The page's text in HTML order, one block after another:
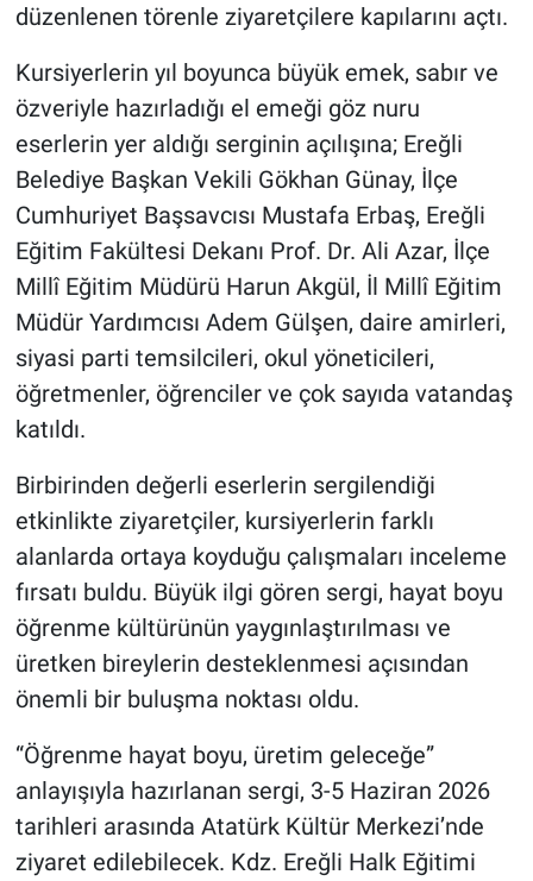
düzenlenen törenle ziyaretçilere kapılarını açtı.
Kursiyerlerin yıl boyunca büyük emek, sabır ve
özveriyle hazırladığı el emeği göz nuru
eserlerin yer aldığı serginin açılışına; Ereğli
Belediye Başkan Vekili Gökhan Günay, İlçe
Cumhuriyet Başsavcısı Mustafa Erbaş, Ereğli
Eğitim Fakültesi Dekanı Prof. Dr. Ali Azar, İlçe
Millî Eğitim Müdürü Harun Akgül, İl Millî Eğitim
Müdür Yardımcısı Adem Gülşen, daire amirleri,
siyasi parti temsilcileri, okul yöneticileri,
öğretmenler, öğrenciler ve çok sayıda vatandaş
katıldı.
Birbirinden değerli eserlerin sergilendiği
etkinlikte ziyaretçiler, kursiyerlerin farklı
alanlarda ortaya koyduğu çalışmaları inceleme
fırsatı buldu. Büyük ilgi gören sergi, hayat boyu
öğrenme kültürünün yaygınlaştırılması ve
üretken bireylerin desteklenmesi açısından
önemli bir buluşma noktası oldu.
“Öğrenme hayat boyu, üretim geleceğe”
anlayışıyla hazırlanan sergi, 3-5 Haziran 2026
tarihleri arasında Atatürk Kültür Merkezi’nde
ziyaret edilebilecek. Kdz. Ereğli Halk Eğitimi